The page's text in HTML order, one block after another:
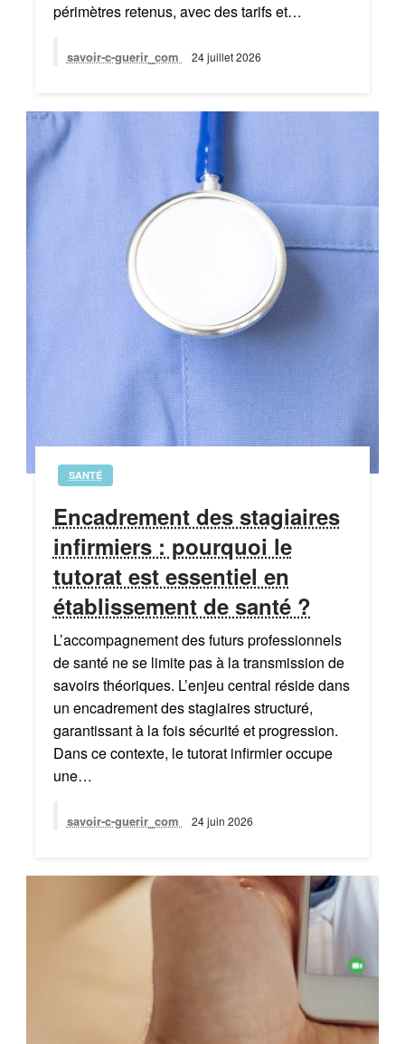
périmètres retenus, avec des tarifs et…
savoir-c-guerir_com 24 juillet 2026
SANTÉ
Encadrement des stagiaires
infirmiers : pourquoi le
tutorat est essentiel en
établissement de santé ?
L’accompagnement des futurs professionnels
de santé ne se limite pas à la transmission de
savoirs théoriques. L’enjeu central réside dans
un encadrement des stagiaires structuré,
garantissant à la fois sécurité et progression.
Dans ce contexte, le tutorat infirmier occupe
une…
savoir-c-guerir_com 24 juin 2026